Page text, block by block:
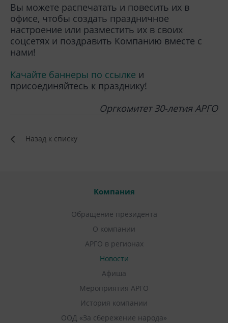
Вы можете распечатать и повесить их в
офисе, чтобы создать праздничное
настроение или разместить их в своих
соцсетях и поздравить Компанию вместе с
нами!
Качайте баннеры по ссылке и
присоединяйтесь к празднику!
Оргкомитет 30-летия АРГО
Назад к списку
Компания
Обращение президента
О компании
АРГО в регионах
Новости
Афиша
Мероприятия АРГО
История компании
ООД «За сбережение народа»